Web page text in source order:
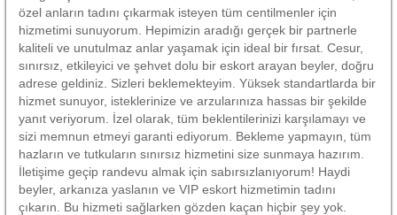
özel anların tadını çıkarmak isteyen tüm centilmenler için
hizmetimi sunuyorum. Hepimizin aradığı gerçek bir partnerle
kaliteli ve unutulmaz anlar yaşamak için ideal bir fırsat. Cesur,
sınırsız, etkileyici ve şehvet dolu bir eskort arayan beyler, doğru
adrese geldiniz. Sizleri beklemekteyim. Yüksek standartlarda bir
hizmet sunuyor, isteklerinize ve arzularınıza hassas bir şekilde
yanıt veriyorum. İzel olarak, tüm beklentilerinizi karşılamayı ve
sizi memnun etmeyi garanti ediyorum. Bekleme yapmayın, tüm
hazların ve tutkuların sınırsız hizmetini size sunmaya hazırım.
İletişime geçip randevu almak için sabırsızlanıyorum! Haydi
beyler, arkanıza yaslanın ve VIP eskort hizmetimin tadını
çıkarın. Bu hizmeti sağlarken gözden kaçan hiçbir şey yok.